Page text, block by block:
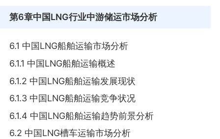
第6章中国LNG行业中游储运市场分析
6.1 中国LNG船舶运输市场分析
6.1.1 中国LNG船舶运输概述
6.1.2 中国LNG船舶运输发展现状
6.1.3 中国LNG船舶运输竞争状况
6.1.4 中国LNG船舶运输趋势前景分析
6.2 中国LNG槽车运输市场分析